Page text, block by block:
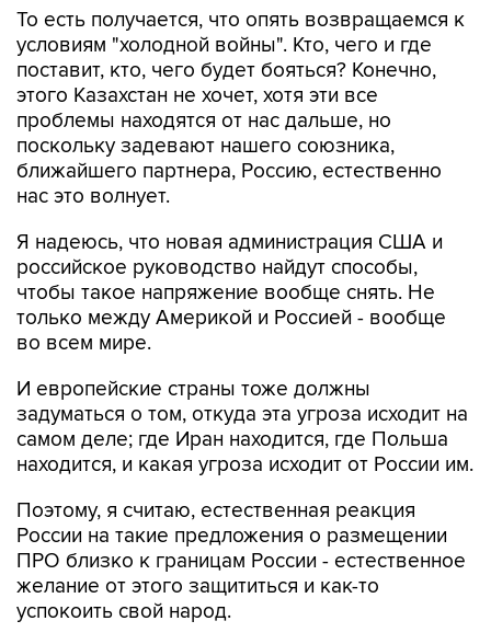
То есть получается, что опять возвращаемся к
условиям "холодной войны". Кто, чего и где
поставит, кто, чего будет бояться? Конечно,
этого Казахстан не хочет, хотя эти все
проблемы находятся от нас дальше, но
поскольку задевают нашего союзника,
ближайшего партнера, Россию, естественно
нас это волнует.
Я надеюсь, что новая администрация США и
российское руководство найдут способы,
чтобы такое напряжение вообще снять. Не
только между Америкой и Россией - вообще
во всем мире.
И европейские страны тоже должны
задуматься о том, откуда эта угроза исходит на
самом деле; где Иран находится, где Польша
находится, и какая угроза исходит от России им.
Поэтому, я считаю, естественная реакция
России на такие предложения о размещении
ПРО близко к границам России - естественное
желание от этого защититься и как-то
успокоить свой народ.